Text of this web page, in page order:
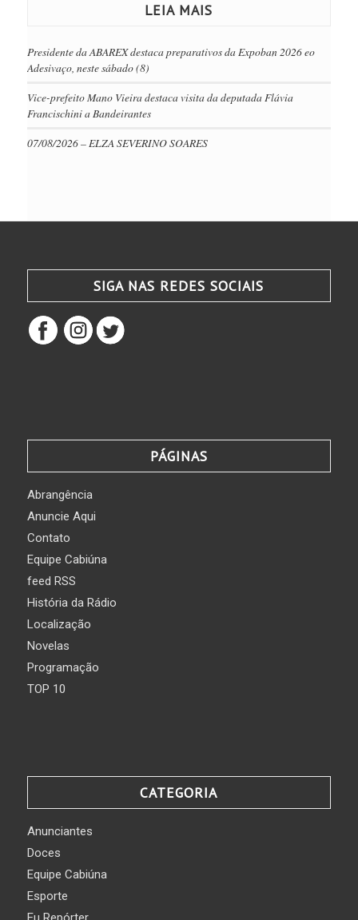
LEIA MAIS
Presidente da ABAREX destaca preparativos da Expoban 2026 eo
Adesivaço, neste sábado (8)
Vice-prefeito Mano Vieira destaca visita da deputada Flávia
Francischini a Bandeirantes
07/08/2026 – ELZA SEVERINO SOARES
SIGA NAS REDES SOCIAIS
PÁGINAS
Abrangência
Anuncie Aqui
Contato
Equipe Cabiúna
feed RSS
História da Rádio
Localização
Novelas
Programação
TOP 10
CATEGORIA
Anunciantes
Doces
Equipe Cabiúna
Esporte